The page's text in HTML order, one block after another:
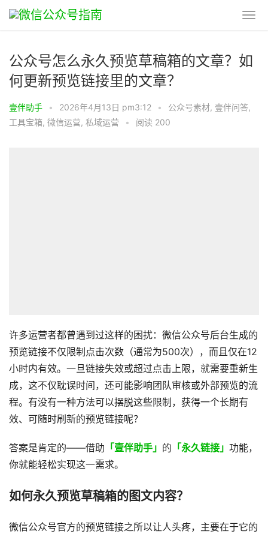
公众号怎么永久预览草稿箱的文章？如
何更新预览链接里的文章？
壹伴助手 • 2026年4月13日 pm3:12 • 公众号素材, 壹伴问答,
工具宝箱, 微信运营, 私域运营 • 阅读 200
许多运营者都曾遇到过这样的困扰：微信公众号后台生成的
预览链接不仅限制点击次数（通常为500次），而且仅在12
小时内有效。一旦链接失效或超过点击上限，就需要重新生
成，这不仅耽误时间，还可能影响团队审核或外部预览的流
程。有没有一种方法可以摆脱这些限制，获得一个长期有
效、可随时刷新的预览链接呢？
答案是肯定的——借助 「壹伴助手」 的 「永久链接」 功能，
你就能轻松实现这一需求。
如何永久预览草稿箱的图文内容？
微信公众号官方的预览链接之所以让人头疼，主要在于它的